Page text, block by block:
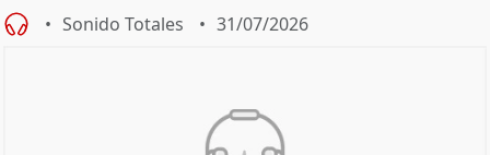
Sonido Totales 31/07/2026